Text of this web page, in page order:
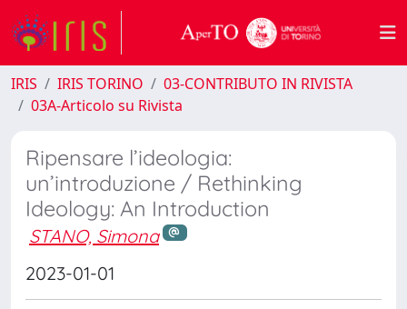
IRIS IRIS TORINO
03-CONTRIBUTO IN RIVISTA
03A-Articolo su Rivista
Ripensare l’ideologia:
un’introduzione / Rethinking
Ideology: An Introduction
STANO, Simona
2023-01-01